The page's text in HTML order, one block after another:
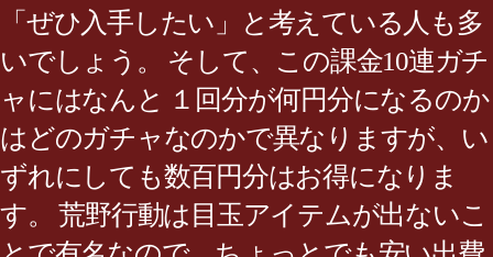
「ぜひ入手したい」と考えている人も多
いでしょう。 そして、この課金10連ガチ
ャにはなんと １回分が何円分になるのか
はどのガチャなのかで異なりますが、い
ずれにしても数百円分はお得になりま
す。 荒野行動は目玉アイテムが出ないこ